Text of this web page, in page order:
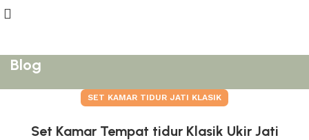
Blog
SET KAMAR TIDUR JATI KLASIK
Set Kamar Tempat tidur Klasik Ukir Jati